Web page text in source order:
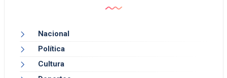
Nacional
Política
Cultura